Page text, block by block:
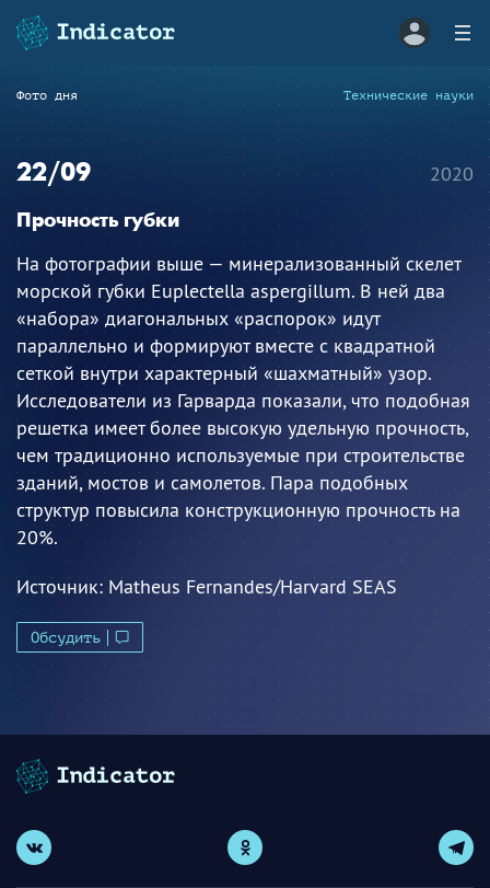
Фото дня Технические науки
22/09
Прочность губки
На фотографии выше — минерализованный скелет
морской губки Euplectella aspergillum. В ней два
«набора» диагональных «распорок» идут
параллельно и формируют вместе с квадратной
сеткой внутри характерный «шахматный» узор.
Исследователи из Гарварда показали, что подобная
решетка имеет более высокую удельную прочность,
чем традиционно используемые при строительстве
зданий, мостов и самолетов. Пара подобных
структур повысила конструкционную прочность на
20%.
Источник:Matheus Fernandes/Harvard SEAS
Обсудить
2020